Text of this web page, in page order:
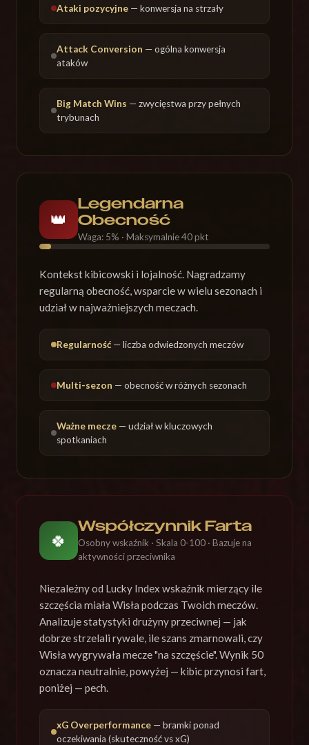
Ataki pozycyjne — konwersja na strzały
Attack Conversion — ogólna konwersja
ataków
Big Match Wins — zwycięstwa przy pełnych
trybunach
👑
Legendarna
Obecność
Waga: 5% · Maksymalnie 40 pkt
Kontekst kibicowski i lojalność. Nagradzamy
regularną obecność, wsparcie w wielu sezonach i
udział w najważniejszych meczach.
Regularność — liczba odwiedzonych meczów
Multi-sezon — obecność w różnych sezonach
Ważne mecze — udział w kluczowych
spotkaniach
🍀
Współczynnik Farta
Osobny wskaźnik · Skala 0-100 · Bazuje na
aktywności przeciwnika
Niezależny od Lucky Index wskaźnik mierzący ile
szczęścia miała Wisła podczas Twoich meczów.
Analizuje statystyki drużyny przeciwnej — jak
dobrze strzelali rywale, ile szans zmarnowali, czy
Wisła wygrywała mecze "na szczęście". Wynik 50
oznacza neutralnie, powyżej — kibic przynosi fart,
poniżej — pech.
xG Overperformance — bramki ponad
oczekiwania (skuteczność vs xG)